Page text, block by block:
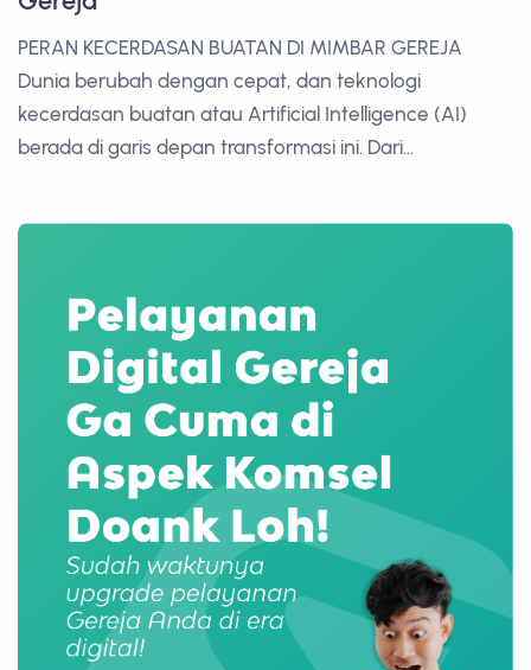
PERAN KECERDASAN BUATAN DI MIMBAR GEREJA
Dunia berubah dengan cepat, dan teknologi
kecerdasan buatan atau Artificial Intelligence (AI)
berada di garis depan transformasi ini. Dari...